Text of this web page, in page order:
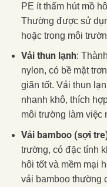
PE ít thấm hút mồ
Thường được sử
hoặc trong môi
Vải thun lạnh:
nylon, có bề mặt
giãn tốt. Vải thun
nhanh khô, thích
môi trường làm việc
Vải bamboo (sợi
trường, có đặc tính
hôi tốt và mềm mại
vải bamboo thường